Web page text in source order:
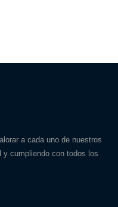
a cada uno de nuestros
cumpliendo con todos los